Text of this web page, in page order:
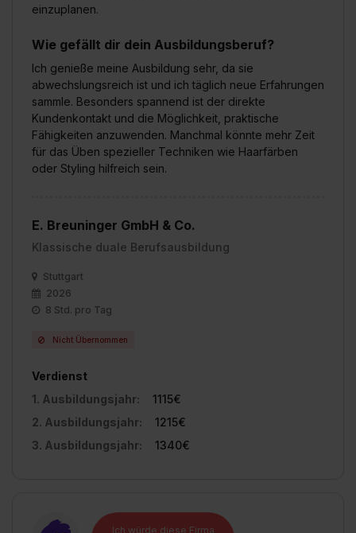
einzuplanen.
Wie gefällt dir dein Ausbildungsberuf?
Ich genieße meine Ausbildung sehr, da sie
abwechslungsreich ist und ich täglich neue Erfahrungen
sammle. Besonders spannend ist der direkte
Kundenkontakt und die Möglichkeit, praktische
Fähigkeiten anzuwenden. Manchmal könnte mehr Zeit
für das Üben spezieller Techniken wie Haarfärben
oder Styling hilfreich sein.
E. Breuninger GmbH & Co.
Klassische duale Berufsausbildung
Stuttgart
2026
8 Std. pro Tag
Nicht Übernommen
Verdienst
1. Ausbildungsjahr:
1115€
2. Ausbildungsjahr:
1215€
3. Ausbildungsjahr:
1340€
Ich würde diese Firma